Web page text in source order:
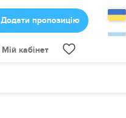
Додати пропозицію
Мій кабінет